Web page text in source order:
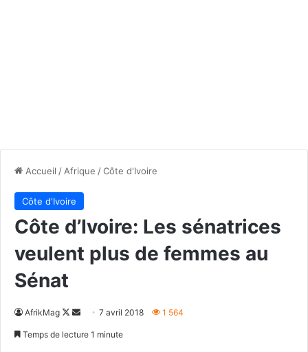
Accueil / Afrique /Côte d'Ivoire
Côte d'Ivoire
Côte d’Ivoire: Les sénatrices
veulent plus de femmes au
Sénat
AfrikMag
Follow
Envoyer7 avril 2018 1 564
Temps de lecture 1 minute